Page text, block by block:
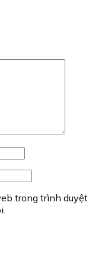
trong trình duyệt